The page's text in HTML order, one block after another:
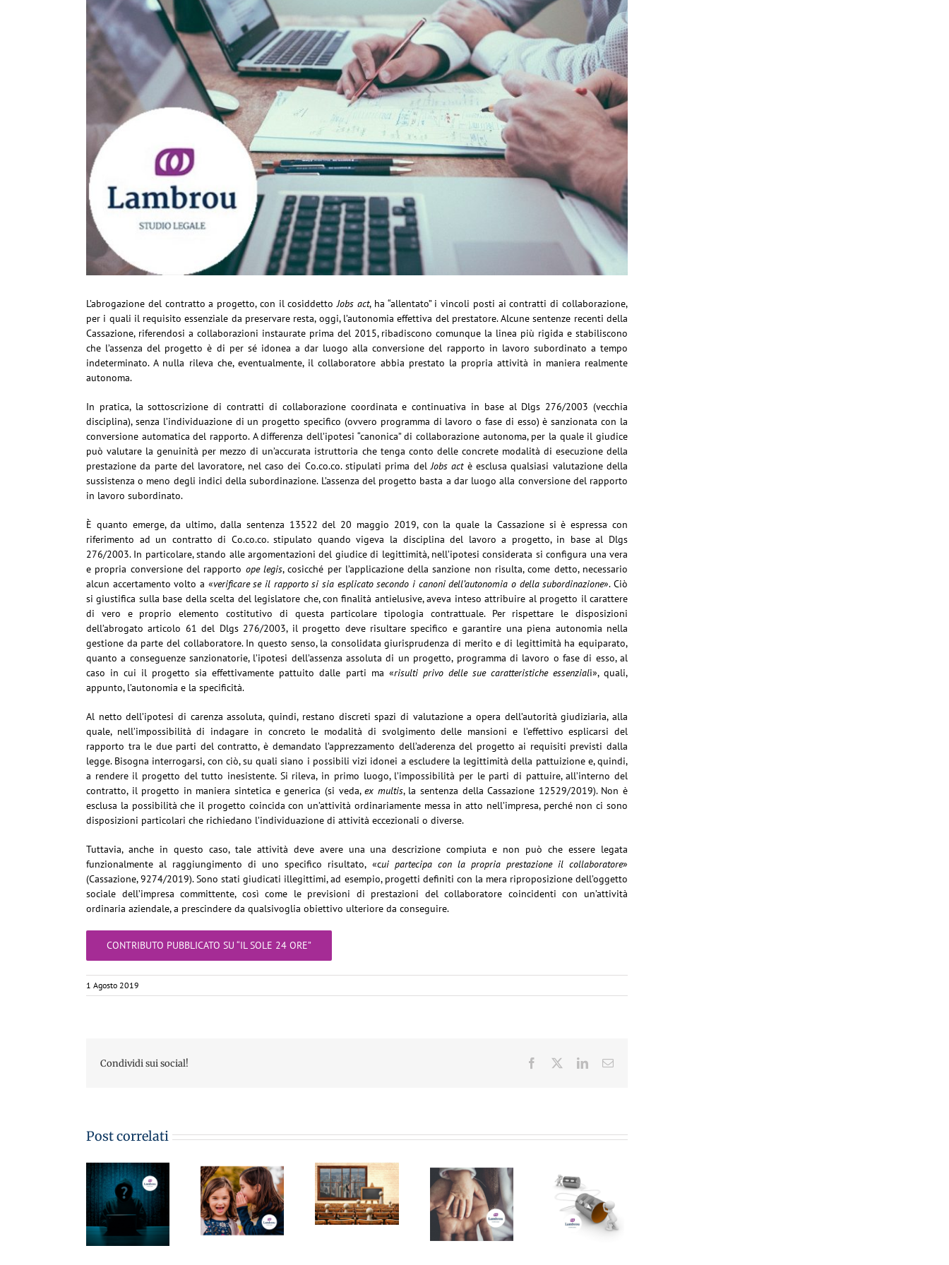
L’abrogazione del contratto a progetto, con il cosiddetto Jobs act, ha “allentato” i vincoli posti ai contratti di collaborazione,
per i quali il requisito essenziale da preservare resta, oggi, l’autonomia effettiva del prestatore. Alcune sentenze recenti della
Cassazione, riferendosi a collaborazioni instaurate prima del 2015, ribadiscono comunque la linea più rigida e stabiliscono
che l’assenza del progetto è di per sé idonea a dar luogo alla conversione del rapporto in lavoro subordinato a tempo
indeterminato. A nulla rileva che, eventualmente, il collaboratore abbia prestato la propria attività in maniera realmente
autonoma.
In pratica, la sottoscrizione di contratti di collaborazione coordinata e continuativa in base al Dlgs 276/2003 (vecchia
disciplina), senza l’individuazione di un progetto specifico (ovvero programma di lavoro o fase di esso) è sanzionata con la
conversione automatica del rapporto. A differenza dell’ipotesi “canonica” di collaborazione autonoma, per la quale il giudice
può valutare la genuinità per mezzo di un’accurata istruttoria che tenga conto delle concrete modalità di esecuzione della
prestazione da parte del lavoratore, nel caso dei Co.co.co. stipulati prima delJobs actè esclusa qualsiasi valutazione della
sussistenza o meno degli indici della subordinazione. L’assenza del progetto basta a dar luogo alla conversione del rapporto
in lavoro subordinato.
È quanto emerge, da ultimo, dalla sentenza 13522 del 20 maggio 2019, con la quale la Cassazione si è espressa con
riferimento ad un contratto di Co.co.co. stipulato quando vigeva la disciplina del lavoro a progetto, in base al Dlgs
276/2003. In particolare, stando alle argomentazioni del giudice di legittimità, nell’ipotesi considerata si configura una vera
e propria conversione del rapporto ope legis, cosicché per l’applicazione della sanzione non risulta, come detto, necessario
alcun accertamento volto a «verificare se il rapporto si sia esplicato secondo i canoni dell’autonomia o della subordinazione». Ciò
si giustifica sulla base della scelta del legislatore che, con finalità antielusive, aveva inteso attribuire al progetto il carattere
di vero e proprio elemento costitutivo di questa particolare tipologia contrattuale. Per rispettare le disposizioni
dell’abrogato articolo 61 del Dlgs 276/2003, il progetto deve risultare specifico e garantire una piena autonomia nella
gestione da parte del collaboratore. In questo senso, la consolidata giurisprudenza di merito e di legittimità ha equiparato,
quanto a conseguenze sanzionatorie, l’ipotesi dell’assenza assoluta di un progetto, programma di lavoro o fase di esso, al
caso in cui il progetto sia effettivamente pattuito dalle parti ma «risulti privo delle sue caratteristiche essenziali», quali,
appunto, l’autonomia e la specificità.
Al netto dell’ipotesi di carenza assoluta, quindi, restano discreti spazi di valutazione a opera dell’autorità giudiziaria, alla
quale, nell’impossibilità di indagare in concreto le modalità di svolgimento delle mansioni e l’effettivo esplicarsi del
rapporto tra le due parti del contratto, è demandato l’apprezzamento dell’aderenza del progetto ai requisiti previsti dalla
legge. Bisogna interrogarsi, con ciò, su quali siano i possibili vizi idonei a escludere la legittimità della pattuizione e, quindi,
a rendere il progetto del tutto inesistente. Si rileva, in primo luogo, l’impossibilità per le parti di pattuire, all’interno del
contratto, il progetto in maniera sintetica e generica (si veda,ex multis, la sentenza della Cassazione 12529/2019). Non è
esclusa la possibilità che il progetto coincida con un’attività ordinariamente messa in atto nell’impresa, perché non ci sono
disposizioni particolari che richiedano l’individuazione di attività eccezionali o diverse.
Tuttavia, anche in questo caso, tale attività deve avere una una descrizione compiuta e non può che essere legata
funzionalmente al raggiungimento di uno specifico risultato, «cui partecipa con la propria prestazione il collaboratore»
(Cassazione, 9274/2019). Sono stati giudicati illegittimi, ad esempio, progetti definiti con la mera riproposizione dell’oggetto
sociale dell’impresa committente, così come le previsioni di prestazioni del collaboratore coincidenti con un’attività
ordinaria aziendale, a prescindere da qualsivoglia obiettivo ulteriore da conseguire.
CONTRIBUTO PUBBLICATO SU “IL SOLE 24 ORE”
1 Agosto 2019
Condividi sui social! Facebook LinkedInEmail
Post correlati
MementoPiù
Whistleblowing:
le
implicazioni
su normativa
231, privacy e
sicurezza sul
di Giuffré
03.04.2023 –
Come
funziona
l’assemblea
sindacale –
SOLE24ORE
24/04/2023 –
Divieto di
licenziamento
e Naspi per i
Tuttolavoro
Indicitalia –
Casi &
Questioni
privacy –